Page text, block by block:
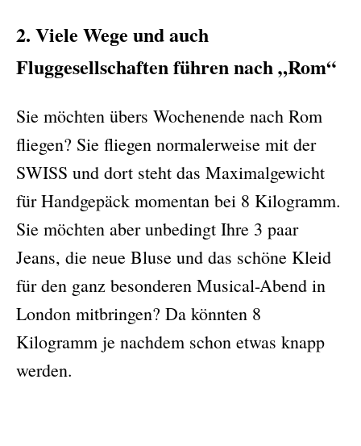
2. Viele Wege und auch
Fluggesellschaften führen nach „Rom“
Sie möchten übers Wochenende nach Rom
fliegen? Sie fliegen normalerweise mit der
SWISS und dort steht das Maximalgewicht
für Handgepäck momentan bei 8 Kilogramm.
Sie möchten aber unbedingt Ihre 3 paar
Jeans, die neue Bluse und das schöne Kleid
für den ganz besonderen Musical-Abend in
London mitbringen? Da könnten 8
Kilogramm je nachdem schon etwas knapp
werden.